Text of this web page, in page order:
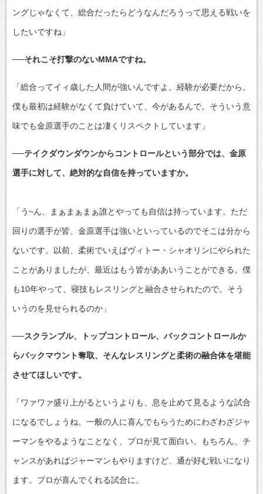
ングじゃなくて、総合だったらどうなんだろうって思える戦いを
したいですね」
──それこそ打撃のないMMAですね。
「総合ってイィ歳した人間が強いんですよ。経験が必要だから。
僕も最初は経験がなくて負けていて、今があるんで。そういう意
味でも金原選手のことは凄くリスペクトしています」
──テイクダウンダウンからコントロールという部分では、金原
選手に対して、絶対的な自信を持っていますか。
「う~ん、まぁまぁまぁ誰とやっても自信は持っています。ただ
回りの選手が皆、金原選手は強いといっているのでそこは分から
ないです。以前、柔術でいえばヴィトー・シャオリンにやられた
ことがありましたが、最近はもう皆がああいうことができる。僕
も10年やって、寝技もレスリングと融合させられたので。そう
いうのを見せられるのか」
──スクランブル、トップコントロール、バックコントロールか
らバックマウント奪取、そんなレスリングと柔術の融合体を堪能
させてほしいです。
「ワァワァ盛り上がるというよりも、息を止めて見るような試合
になるでしょうね。一般の人に喜んでもらうためにわざわざジャ
ーマンをやるようなことなく、プロが見て面白い。もちろん、チ
ャンスがあればジャーマンもやりますけど、通が好む戦いになり
ます。プロが喜んでくれる試合に。